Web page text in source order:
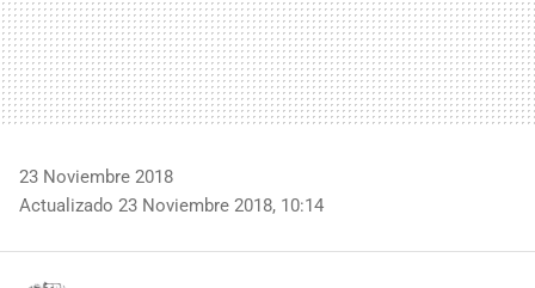
23 Noviembre 2018
Actualizado 23 Noviembre 2018, 10:14